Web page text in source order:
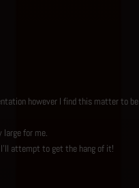
however I find this matter to be
for me.
attempt to get the hang of it!